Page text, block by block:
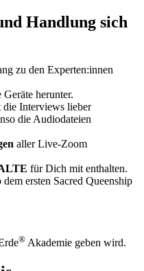
Handlung sich
zu den Experten:innen
herunter.
die Interviews lieber
die Audiodateien
aller Live-Zoom
für Dich mit enthalten.
ersten Sacred Queenship
® Akademie geben wird.